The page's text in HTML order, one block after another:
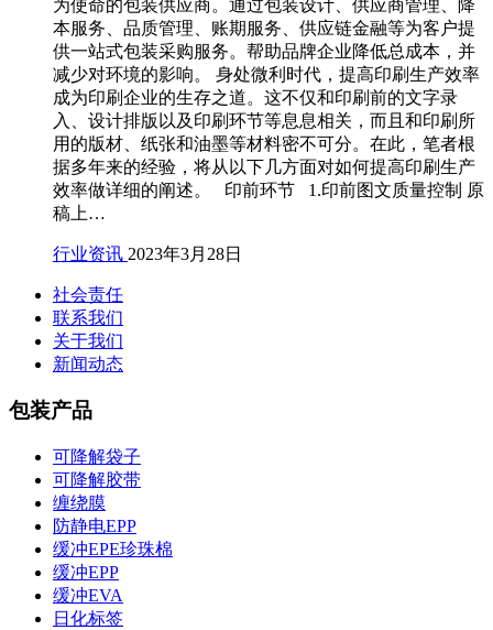
为使命的包装供应商。通过包装设计、供应商管理、降
本服务、品质管理、账期服务、供应链金融等为客户提
供一站式包装采购服务。帮助品牌企业降低总成本，并
减少对环境的影响。 身处微利时代，提高印刷生产效率
成为印刷企业的生存之道。这不仅和印刷前的文字录
入、设计排版以及印刷环节等息息相关，而且和印刷所
用的版材、纸张和油墨等材料密不可分。在此，笔者根
据多年来的经验，将从以下几方面对如何提高印刷生产
效率做详细的阐述。 印前环节 1.印前图文质量控制 原
稿上…
行业资讯 2023年3月28日
社会责任
联系我们
关于我们
新闻动态
包装产品
可降解袋子
可降解胶带
缠绕膜
防静电EPP
缓冲EPE珍珠棉
缓冲EPP
缓冲EVA
日化标签